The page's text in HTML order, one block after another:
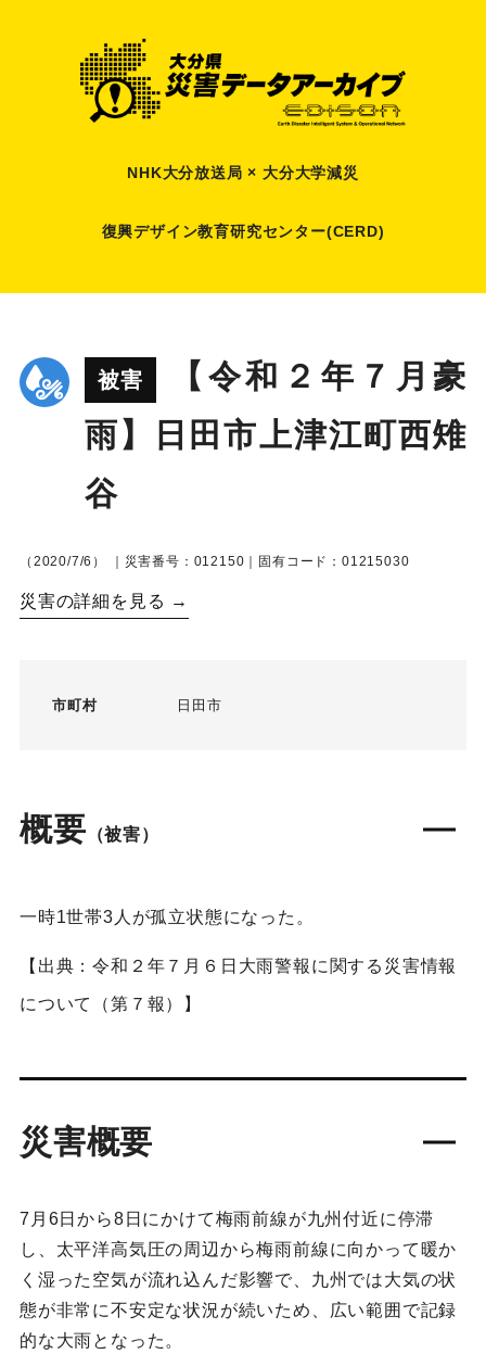
NHK大分放送局 × 大分大学減災
復興デザイン教育研究センター(CERD)
被害
【令和２年７月豪
雨】日田市上津江町西雉
谷
（2020/7/6） ｜災害番号：012150｜固有コード：01215030
災害の詳細を見る →
市町村 日田市
概要 （被害）
一時1世帯3人が孤立状態になった。
【出典：令和２年７月６日大雨警報に関する災害情報
について（第７報）】
災害概要
7月6日から8日にかけて梅雨前線が九州付近に停滞
し、太平洋高気圧の周辺から梅雨前線に向かって暖か
く湿った空気が流れ込んだ影響で、九州では大気の状
態が非常に不安定な状況が続いため、広い範囲で記録
的な大雨となった。